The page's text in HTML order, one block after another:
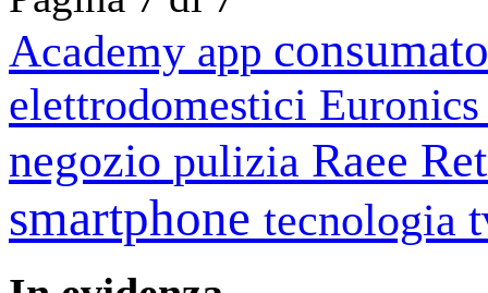
Academy app
elettrodomestici
negozio pulizia Raee
smartphone tecnologia